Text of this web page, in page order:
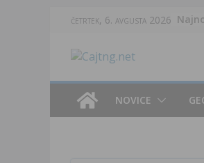
četrtek, 6. avgusta 2026
NOVICE